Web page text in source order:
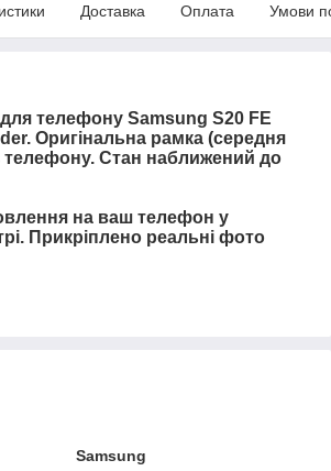
Доставка Оплата Умови
телефону Samsung S20 FE
Оригінальна рамка (середня
телефону. Стан наближений до
на ваш телефон у
Прикріплено реальні фото
Samsung